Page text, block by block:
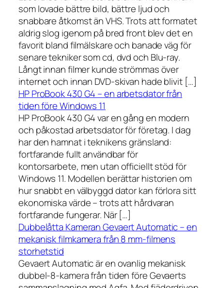
som lovade bättre bild, bättre ljud och
snabbare åtkomst än VHS. Trots att formatet
aldrig slog igenom på bred front blev det en
favorit bland filmälskare och banade väg för
senare tekniker som cd, dvd och Blu-ray.
Långt innan filmer kunde strömmas över
internet och innan DVD-skivan hade blivit […]
HP ProBook 430 G4 – en arbetsdator från
tiden före Windows 11
HP ProBook 430 G4 var en gång en modern
och påkostad arbetsdator för företag. I dag
har den hamnat i teknikens gränsland:
fortfarande fullt användbar för
kontorsarbete, men utan officiellt stöd för
Windows 11. Modellen berättar historien om
hur snabbt en välbyggd dator kan förlora sitt
ekonomiska värde – trots att hårdvaran
fortfarande fungerar. När […]
Dubbelåtta Kameran Gevaert Automatic – en
mekanisk filmkamera från 8 mm-filmens
storhetstid
Gevaert Automatic är en ovanlig mekanisk
dubbel-8-kamera från tiden före Gevaerts